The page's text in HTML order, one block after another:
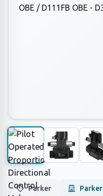
Parker Parker